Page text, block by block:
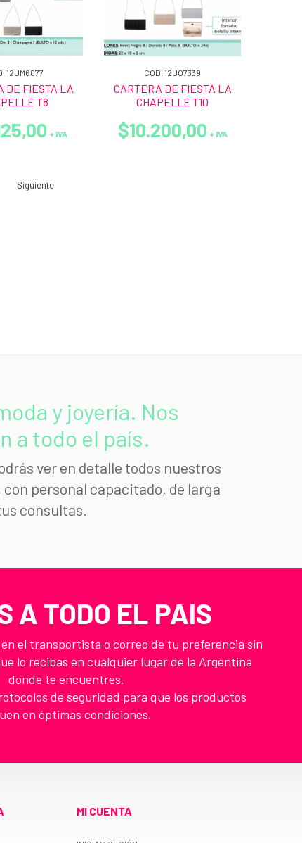
12UM6077
DE FIESTA LA
T8
+ IVA
COD. 12UO7339
CARTERA DE FIESTA LA
CHAPELLE T10
$10.200,00 + IVA
Siguiente
y joyería. Nos
a todo el país.
ver en detalle todos nuestros
personal capacitado, de larga
consultas.
A TODO EL PAIS
el transportista o correo de tu preferencia sin
lo recibas en cualquier lugar de la Argentina
donde te encuentres.
de seguridad para que los productos
en óptimas condiciones.
MI CUENTA